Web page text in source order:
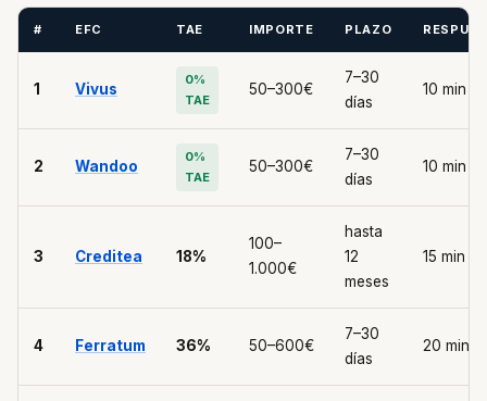
# EFC TAE IMPORTE PLAZO
1 Vivus
0%
TAE
50–300€
7–30
días
10 min
2 Wandoo
0%
TAE
50–300€
7–30
días
10 min
3 Creditea 18%
100–
1.000€
hasta
12
meses
15 min
4 Ferratum 36% 50–600€
7–30
días
20 min